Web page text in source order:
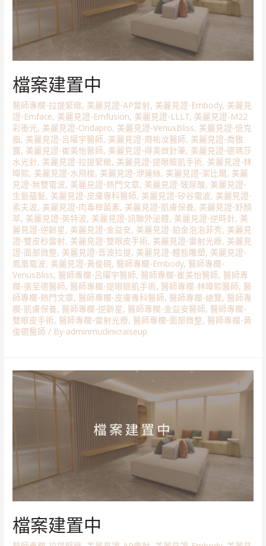
檔案建置中
醫師專欄-拉提緊緻, 美麗見證-AP雷射, 美麗見證-Embody, 美麗見
證-Emface, 美麗見證-Emfusion, 美麗見證-LLLT, 美麗見證-M22
彩衝光, 美麗見證-Ondapro, 美麗見證-VenusBliss, 美麗見證-倍克
脂, 美麗見證-呂曜宇醫師, 美麗見證-周祐汝醫師, 美麗見證-喬雅
露, 美麗見證-崔美怡醫師, 美麗見證-得美微針筆, 美麗見證-德瑪莎
水光針, 美麗見證-拉提緊緻, 美麗見證-提眼瞼肌手術, 美麗見證-林
暐熙, 美麗見證-水飛梭, 美麗見證-洢蓮絲, 美麗見證-潔比爾, 美麗
見證-無雙電波, 美麗見證-熱門文章, 美麗見證-玻尿酸, 美麗見證-
生髮蘊髮, 美麗見證-皮膚專科醫師, 美麗見證-矽谷電波, 美麗見證-
索夫波, 美麗見證-肉毒桿菌素, 美麗見證-肌膚保養, 美麗見證-舒顏
萃, 美麗見證-英特波, 美麗見證-訊聯外泌體, 美麗見證-逆時針, 美
麗見證-逆齡星, 美麗見證-金益安, 美麗見證-鉑金泡泡菲秀, 美麗見
證-雙皮秒雷射, 美麗見證-雙眼皮手術, 美麗見證-雷射光療, 美麗見
證-面部微整, 美麗見證-音波拉提, 美麗見證-體態雕塑, 美麗見證-
鳳凰電波, 美麗見證-黃俊硯, 醫師專欄-Embody, 醫師專欄-
VenusBliss, 醫師專欄-呂曜宇醫師, 醫師專欄-崔美怡醫師, 醫師專
欄-張至德醫師, 醫師專欄-提眼瞼肌手術, 醫師專欄-林暐熙醫師, 醫
師專欄-熱門文章, 醫師專欄-皮膚專科醫師, 醫師專欄-總覽, 醫師專
欄-肌膚保養, 醫師專欄-逆齡星, 醫師專欄-金益安醫師, 醫師專欄-
雙眼皮手術, 醫師專欄-雷射光療, 醫師專欄-面部微整, 醫師專欄-黃
俊硯醫師 / By adminmuclinicraiseup
檔案建置中